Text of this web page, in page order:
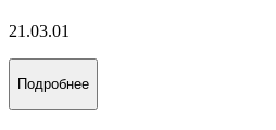
21.03.01
Подробнее